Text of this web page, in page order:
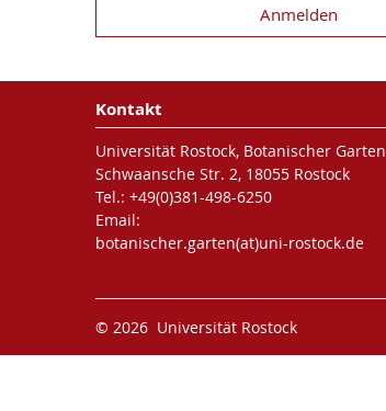
Kontakt
Universität Rostock, Botanischer Garten
Schwaansche Str. 2, 18055 Rostock
Tel.: +49(0)381-498-6250
Email:
botanischer.garten(at)uni-rostock.de
© 2026 Universität Rostock